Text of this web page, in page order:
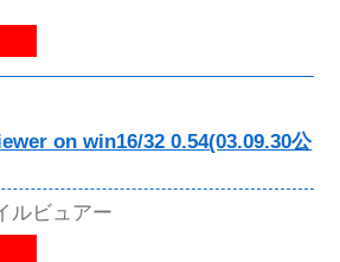
on win16/32 0.54(03.09.30公
ルビュアー